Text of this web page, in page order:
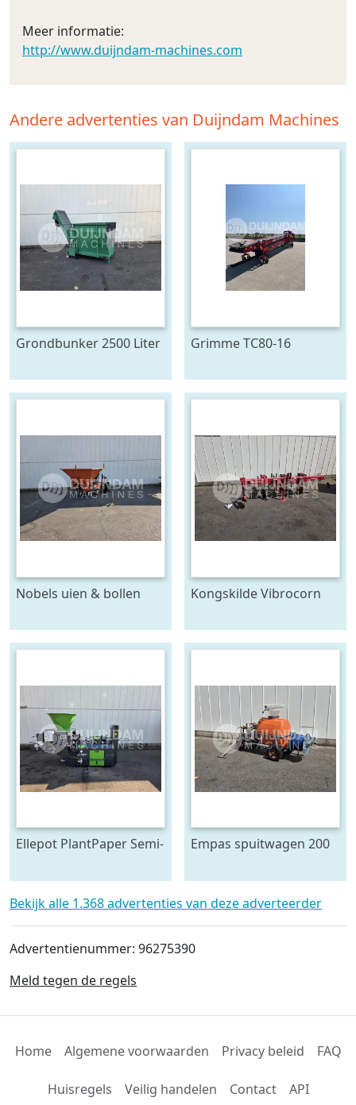
Meer informatie:
http://www.duijndam-machines.com
Andere advertenties van Duijndam Machines
Grondbunker 2500 Liter
Grimme TC80-16
Nobels uien & bollen
voor 120 cm bedden
Kongskilde Vibrocorn
Ellepot PlantPaper Semi-
paperpotmachine 4-lijns
Empas spuitwagen 200
Bekijk alle 1.368 advertenties van deze adverteerder
Advertentienummer: 96275390
Meld tegen de regels
Home Algemene voorwaarden Privacy beleid FAQ
Huisregels Veilig handelen Contact API